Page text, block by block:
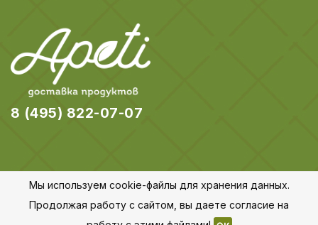
8 (495) 822-07-07
© 2018-2026 Apeti.ru,Карта сайта
Мы используем cookie-файлы для хранения данных.
Продолжая работу с сайтом, вы даете согласие на